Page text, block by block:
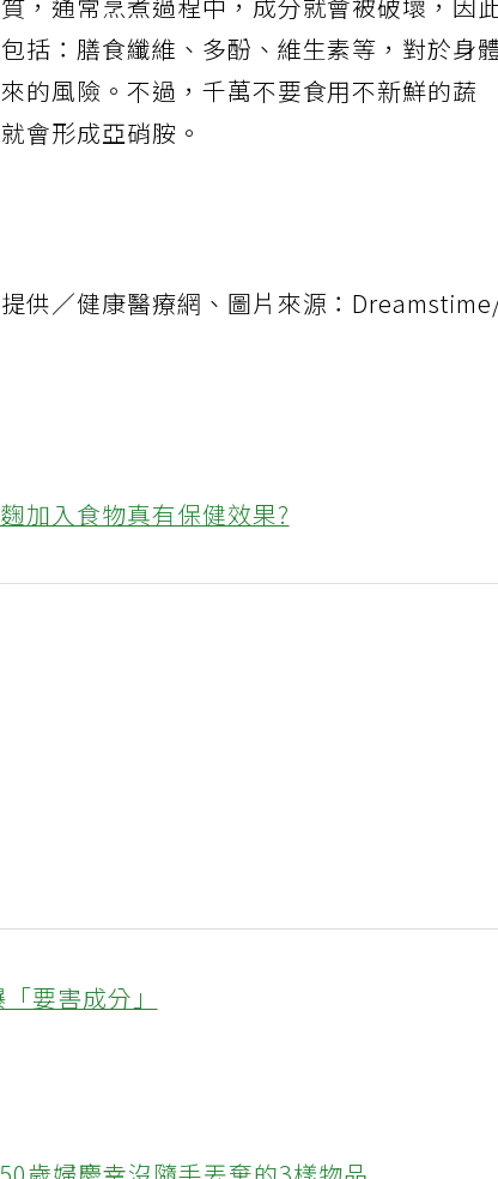
，通常烹煮過程中，成分就會被破壞，因
括：膳食纖維、多酚、維生素等，對於身
的風險。不過，千萬不要食用不新鮮的蔬
會形成亞硝胺。
供／健康醫療網、圖片來源：Dreamstime/
加入食物真有保健效果?
要害成分」